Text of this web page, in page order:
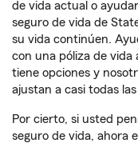
de vida actual o
seguro de vida de
su vida continúen.
con una póliza de vida
tiene opciones y
ajustan a casi todas
Por cierto, si usted
seguro de vida, ahora